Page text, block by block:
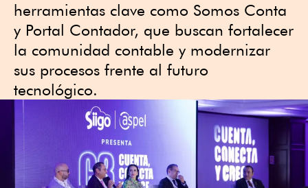
herramientas clave como Somos Conta
y Portal Contador, que buscan fortalecer
la comunidad contable y modernizar
sus procesos frente al futuro
tecnológico.